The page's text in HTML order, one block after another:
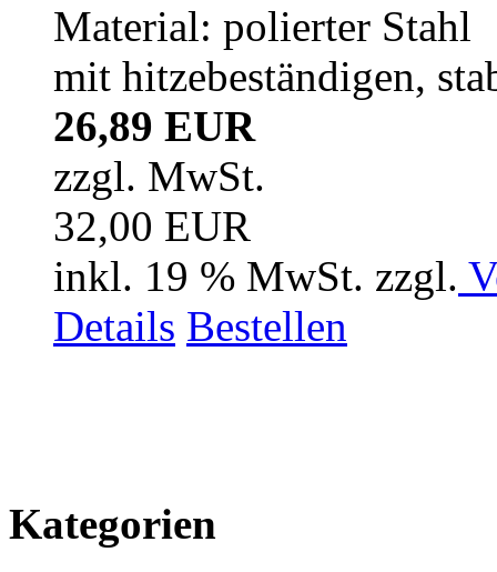
Material: polierter Stahl
mit hitzebeständigen,
26,89 EUR
zzgl. MwSt.
32,00 EUR
inkl. 19 % MwSt. zzgl.
Details Bestellen
Kategorien